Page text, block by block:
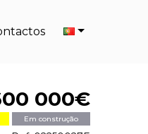
000€
Em construção